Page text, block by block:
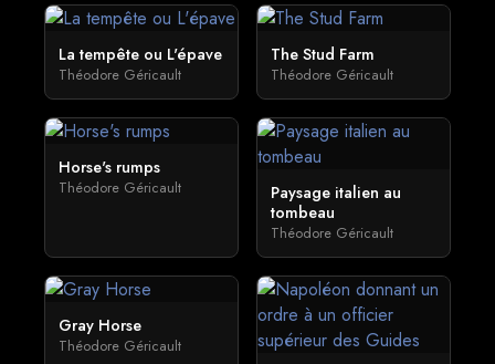
La tempête ou L'épave
Théodore Géricault
The Stud Farm
Théodore Géricault
Horse's rumps
Théodore Géricault
Paysage italien au
tombeau
Théodore Géricault
Gray Horse
Théodore Géricault